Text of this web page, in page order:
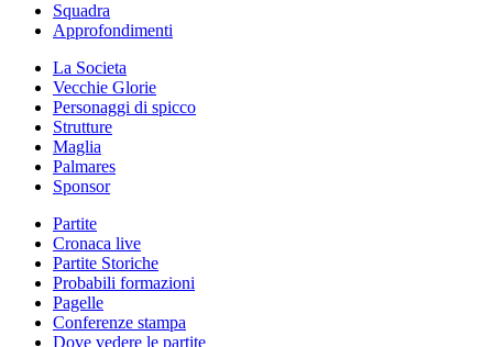
Squadra
Approfondimenti
La Societa
Vecchie Glorie
Personaggi di spicco
Strutture
Maglia
Palmares
Sponsor
Partite
Cronaca live
Partite Storiche
Probabili formazioni
Pagelle
Conferenze stampa
Dove vedere le partite